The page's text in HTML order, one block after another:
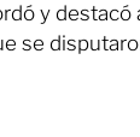
y destacó
se